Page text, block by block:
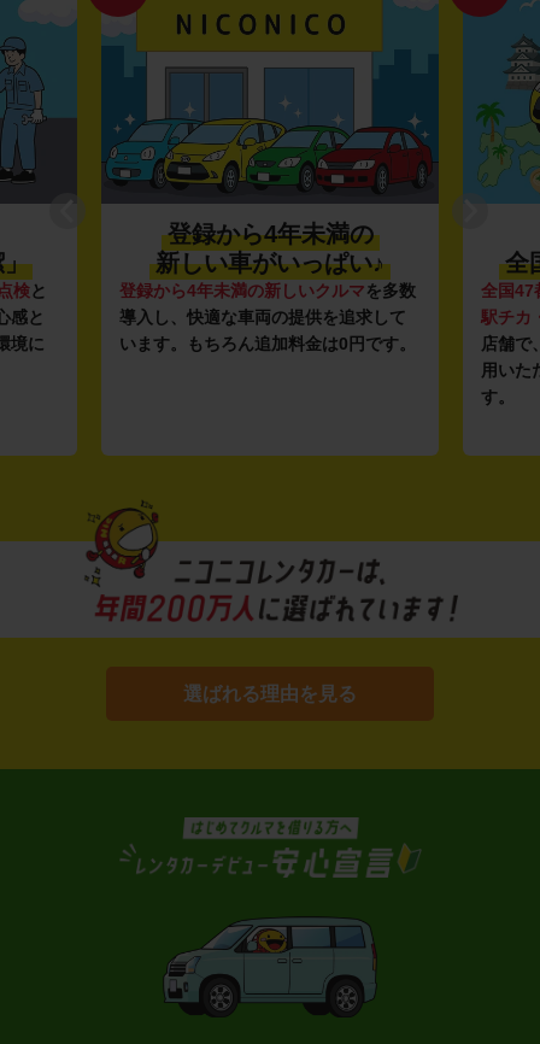
」
検と
感と
境に
登録から4年未満の
新しい車がいっぱい♪
登録から4年未満の新しいクルマを多数
導入し、快適な車両の提供を追求して
います。もちろん追加料金は0円です。
全
全国47
駅チカ
店舗で
用いた
す。
選ばれる理由を見る